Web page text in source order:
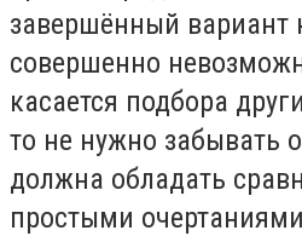
завершённый вариант
совершенно
касается подбора
то не нужно забывать
должна обладать
простыми